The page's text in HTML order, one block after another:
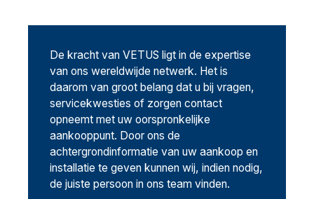
De kracht van VETUS ligt in de expertise
van ons wereldwijde netwerk. Het is
daarom van groot belang dat u bij vragen,
servicekwesties of zorgen contact
opneemt met uw oorspronkelijke
aankooppunt. Door ons de
achtergrondinformatie van uw aankoop en
installatie te geven kunnen wij, indien nodig,
de juiste persoon in ons team vinden.